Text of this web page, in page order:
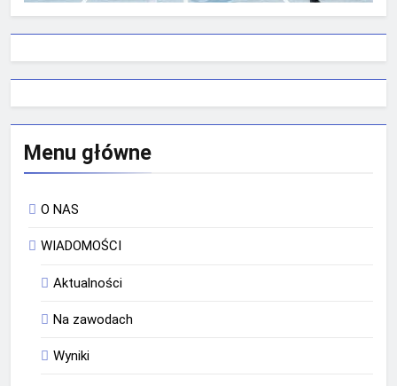
Menu główne
O NAS
WIADOMOŚCI
Aktualności
Na zawodach
Wyniki